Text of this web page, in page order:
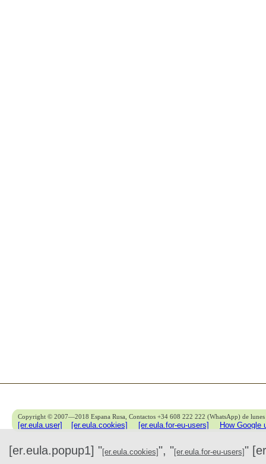
Copyright © 2007—2018 Espana Rusa, Contactos +34 608 222 222 (WhatsApp) de
[er.eula.user] [er.eula.cookies] [er.eula.for-eu-users] How Google
[er.eula.popup1] "[er.eula.cookies] ", "[er.eula.for-eu-users] "